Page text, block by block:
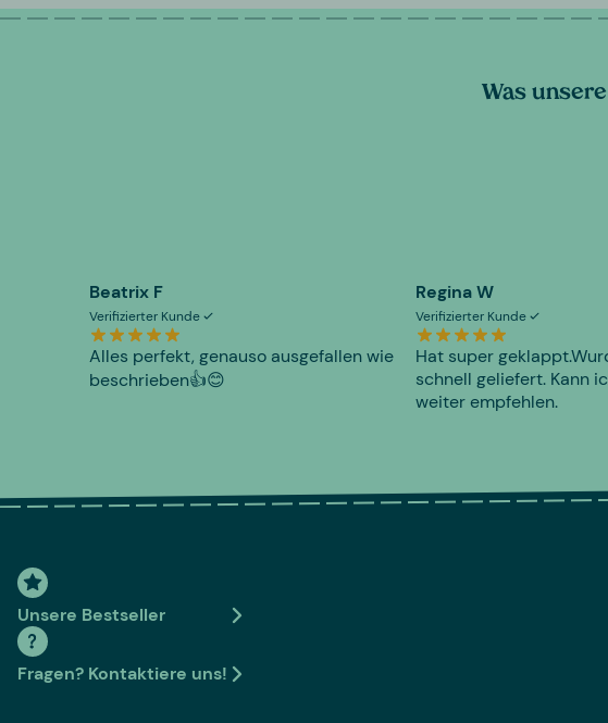
Was
Beatrix F
Verifizierter Kunde
Alles perfekt, genauso ausgefallen wie
beschrieben👍😊
Regina W
Verifizierter Kunde
Hat super
schnell geliefert. Kann
weiter empfehlen.
Unsere Bestseller
Fragen? Kontaktiere uns!